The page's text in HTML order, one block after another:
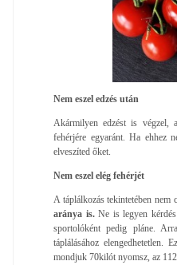
Nem eszel edzés után
Akármilyen edzést is végzel,
fehérjére egyaránt. Ha ehhez
elveszíted őket.
Nem eszel elég fehérjét
A táplálkozás tekintetében nem
aránya is.Ne is legyen kérdés:
sportolóként pedig pláne.
táplálásához
mondjuk 70kilót nyomsz, az